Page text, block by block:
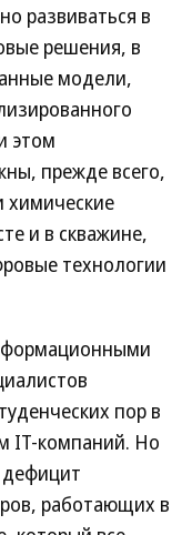
развиваться в
решения, в
модели,
этом
прежде всего,
химические
и в скважине,
технологии
пор в
IT-компаний. Но
дефицит
работающих в